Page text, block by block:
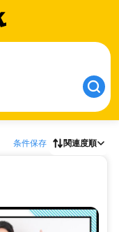
条件保存 関連度順